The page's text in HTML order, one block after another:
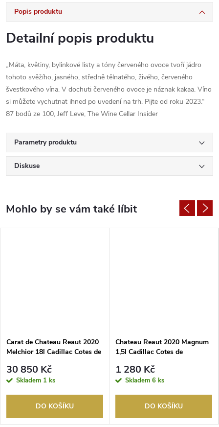
Popis produktu
Detailní popis produktu
„Máta, květiny, bylinkové listy a tóny červeného ovoce tvoří jádro
tohoto svěžího, jasného, středně tělnatého, živého, červeného
švestkového vína. V dochuti červeného ovoce je náznak kakaa. Víno
si můžete vychutnat ihned po uvedení na trh. Pijte od roku 2023.“
87 bodů ze 100, Jeff Leve, The Wine Cellar Insider
Parametry produktu
Diskuse
Carat de Chateau Reaut 2020
Melchior 18l Cadillac Cotes de
30 850 Kč
Skladem 1 ks
DO KOŠÍKU
Chateau Reaut 2020 Magnum
1,5l Cadillac Cotes de
1 280 Kč
Skladem 6 ks
DO KOŠÍKU